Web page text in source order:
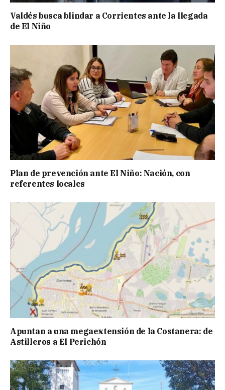
Valdés busca blindar a Corrientes ante la llegada
de El Niño
Plan de prevención ante El Niño: Nación, con
referentes locales
Apuntan a una megaextensión de la Costanera: de
Astilleros a El Perichón